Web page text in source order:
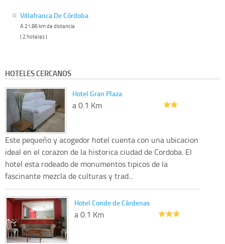
Villafranca De Córdoba
A 21.86 km de distancia
( 2 hoteles )
HOTELES CERCANOS
Hotel Gran Plaza
a 0.1 Km
Este pequeño y acogedor hotel cuenta con una ubicacion
ideal en el corazon de la historica ciudad de Cordoba. El
hotel esta rodeado de monumentos tipicos de la
fascinante mezcla de culturas y trad...
Hotel Conde de Cárdenas
a 0.1 Km